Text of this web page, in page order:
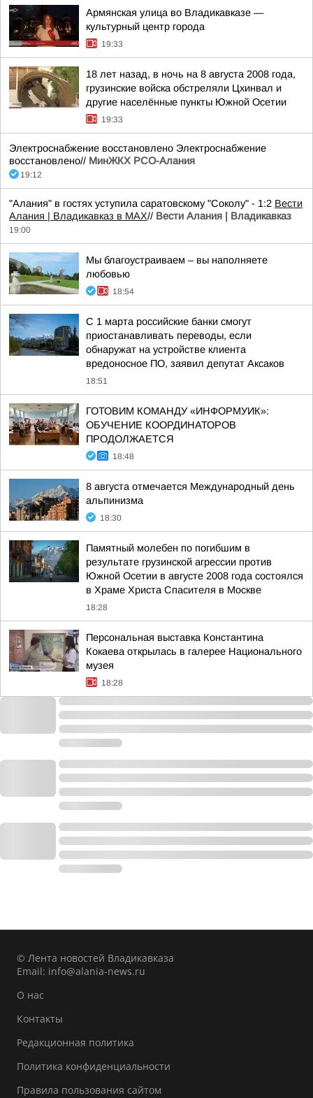
Армянская улица во Владикавказе —
культурный центр города
19:33
18 лет назад, в ночь на 8 августа 2008 года,
грузинские войска обстреляли Цхинвал и
другие населённые пункты Южной Осетии
19:33
Электроснабжение восстановлено Электроснабжение
восстановлено// МинЖКХ РСО-Алания
19:12
"Алания" в гостях уступила саратовскому "Соколу" - 1:2 Вести
Алания | Владикавказ в MAX// Вести Алания | Владикавказ
19:00
Мы благоустраиваем – вы наполняете
любовью
18:54
С 1 марта российские банки смогут
приостанавливать переводы, если
обнаружат на устройстве клиента
вредоносное ПО, заявил депутат Аксаков
18:51
ГОТОВИМ КОМАНДУ «ИНФОРМУИК»:
ОБУЧЕНИЕ КООРДИНАТОРОВ
ПРОДОЛЖАЕТСЯ
18:48
8 августа отмечается Международный день
альпинизма
18:30
Памятный молебен по погибшим в
результате грузинской агрессии против
Южной Осетии в августе 2008 года состоялся
в Храме Христа Спасителя в Москве
18:28
Персональная выставка Константина
Кокаева открылась в галерее Национального
музея
18:28
© Лента новостей Владикавказа
Email: info@alania-news.ru
О нас
Контакты
Редакционная политика
Политика конфиденциальности
Правила пользования сайтом